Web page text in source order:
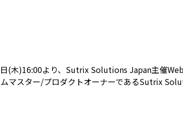
(木)16:00より、Sutrix Solutions Japan主催
マスター/プロダクトオーナーであるSutrix